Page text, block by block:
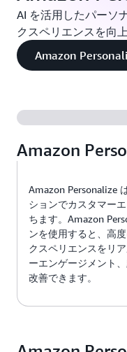
AI を活用したパーソ
クスペリエンスを向
Amazon
Amazon
Amazon Personalize
ションでカスタマー
ちます。Amazon
ンを使用すると、高
クスペリエンスをリ
ーエンゲージメント
改善できます。